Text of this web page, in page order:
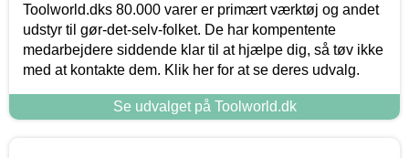
Toolworld.dks 80.000 varer er primært værktøj og andet
udstyr til gør-det-selv-folket. De har kompentente
medarbejdere siddende klar til at hjælpe dig, så tøv ikke
med at kontakte dem. Klik her for at se deres udvalg.
Se udvalget på Toolworld.dk